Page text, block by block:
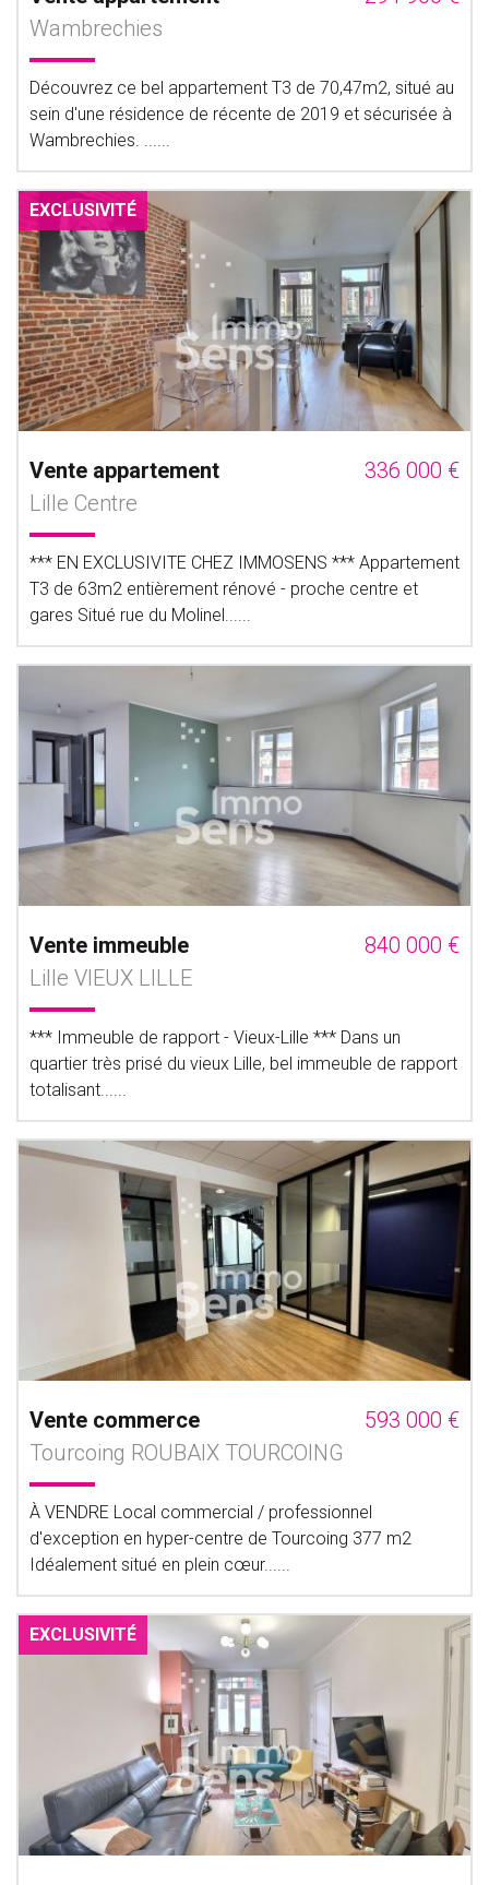
Wambrechies
Découvrez ce bel appartement T3 de 70,47m2, situé au
sein d'une résidence de récente de 2019 et sécurisée à
Wambrechies. ......
EXCLUSIVITÉ
Vente appartement
336 000 €
Lille Centre
*** EN EXCLUSIVITE CHEZ IMMOSENS *** Appartement
T3 de 63m2 entièrement rénové - proche centre et
gares Situé rue du Molinel......
Vente immeuble
840 000 €
Lille VIEUX LILLE
*** Immeuble de rapport - Vieux-Lille *** Dans un
quartier très prisé du vieux Lille, bel immeuble de rapport
totalisant......
Vente commerce
593 000 €
Tourcoing ROUBAIX TOURCOING
À VENDRE Local commercial / professionnel
d'exception en hyper-centre de Tourcoing 377 m2
Idéalement situé en plein cœur......
EXCLUSIVITÉ